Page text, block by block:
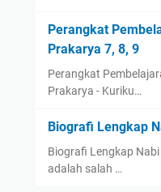
Perangkat
Prakarya 7, 8, 9
Perangkat
Prakarya - Kuriku…
Biografi Lengkap
Biografi Lengkap Nabi
adalah salah …